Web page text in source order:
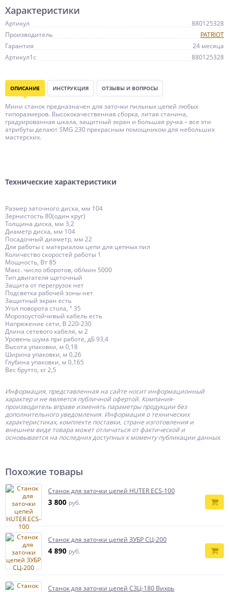
Характеристики
Артикул
880125328
Производитель
PATRIOT
Гарантия
24 месяца
Артикул1c
880125328
ОПИСАНИЕ ИНСТРУКЦИЯ ОТЗЫВЫ И ВОПРОСЫ
Мини станок предназначен для заточки пильных цепей любых
типоразмеров. Высококачественная сборка, литая станина,
градуированная шкала, защитный экран и большая ручка – все эти
атрибуты делают SMG 230 прекрасным помощником для небольших
мастерских.
Технические характеристики
Размер заточного диска, мм 104
Зернистость 80(один круг)
Толщина диска, мм 3,2
Диаметр диска, мм 104
Посадочный диаметр, мм 22
Для работы с материалом цепи для цепных пил
Количество скоростей работы 1
Мощность, Вт 85
Макс. число оборотов, об/мин 5000
Тип двигателя щеточный
Защита от перегрузок нет
Подсветка рабочей зоны нет
Защитный экран есть
Угол поворота стола, ° 35
Морозоустойчивый кабель есть
Напряжение сети, В 220-230
Длина сетевого кабеля, м 2
Уровень шума при работе, дБ 93,4
Высота упаковки, м 0,18
Ширина упаковки, м 0,26
Глубина упаковки, м 0,165
Вес брутто, кг 2,5
Информация, представленная на сайте носит информационный
характер и не является публичной офертой. Компания-
производитель вправе изменять параметры продукции без
дополнительного уведомления. Информация о технических
характеристиках, комплекте поставки, стране изготовления и
внешнем виде товара может отличаться от фактической и
основывается на последних доступных к моменту публикации данных.
Похожие товары
Станок для заточки цепей HUTER ECS-100
3 800 руб.
Станок для заточки цепей ЗУБР СЦ-200
4 890 руб.
Станок для заточки цепей СЗЦ-180 Вихрь